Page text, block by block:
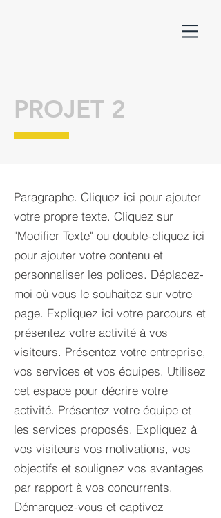
PROJET 2
Paragraphe. Cliquez ici pour ajouter
votre propre texte. Cliquez sur
"Modifier Texte" ou double-cliquez ici
pour ajouter votre contenu et
personnaliser les polices. Déplacez-
moi où vous le souhaitez sur votre
page. Expliquez ici votre parcours et
présentez votre activité à vos
visiteurs. Présentez votre entreprise,
vos services et vos équipes. Utilisez
cet espace pour décrire votre
activité. Présentez votre équipe et
les services proposés. Expliquez à
vos visiteurs vos motivations, vos
objectifs et soulignez vos avantages
par rapport à vos concurrents.
Démarquez-vous et captivez